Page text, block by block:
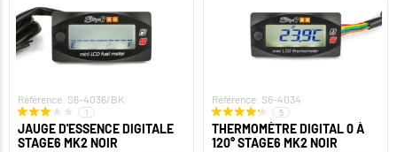
Référence: S6-4036/BK
1
JAUGE D'ESSENCE DIGITALE
STAGE6 MK2 NOIR
Référence: S6-4034
5
THERMOMÈTRE DIGITAL 0 À
120° STAGE6 MK2 NOIR